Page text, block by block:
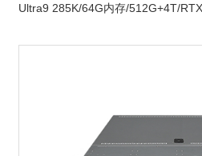
Ultra9 285K/64G内存/512G+4T/